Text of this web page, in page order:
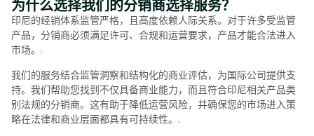
为什么选择我们的分销商选择服务？
印尼的经销体系监管严格，且高度依赖人际关系。对于许多受监管
产品，分销商必须满足许可、合规和运营要求，产品才能合法进入
市场。.
我们的服务结合监管洞察和结构化的商业评估，为国际公司提供支
持。我们帮助您找到不仅具备商业能力，而且符合印尼相关产品类
别法规的分销商。这有助于降低运营风险，并确保您的市场进入策
略在法律和商业层面都具有可持续性。.